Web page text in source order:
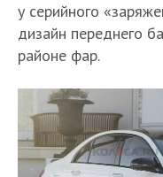
у серийного
дизайн переднего
районе фар.